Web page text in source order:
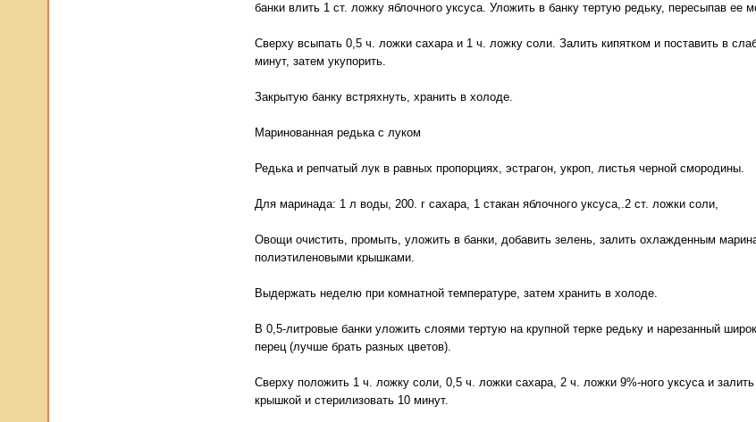
банки влить 1 ст. ложку яблочного уксуса. Уложить в банку тертую редьку, пересыпав ее
Сверху всыпать 0,5 ч. ложки сахара и 1 ч. ложку соли. Залить кипятком и поставить в
минут, затем укупорить.
Закрытую банку встряхнуть, хранить в холоде.
Маринованная редька с луком
Редька и репчатый лук в равных пропорциях, эстрагон, укроп, листья черной смородины.
Для маринада: 1 л воды, 200. г сахаpa, 1 стакан яблочного уксуса,.2 ст. ложки соли,
Овощи очистить, промыть, уложить в банки, добавить зелень, залить охлажденным
полиэтиленовыми крышками.
Выдержать неделю при комнатной температуре, затем хранить в холоде.
В 0,5-литровые банки уложить слоями тертую на крупной терке редьку и нарезанный
перец (лучше брать разных цветов).
Сверху положить 1 ч. ложку соли, 0,5 ч. ложки сахара, 2 ч. ложки 9%-ного уксуса и
крышкой и стерилизовать 10 минут.